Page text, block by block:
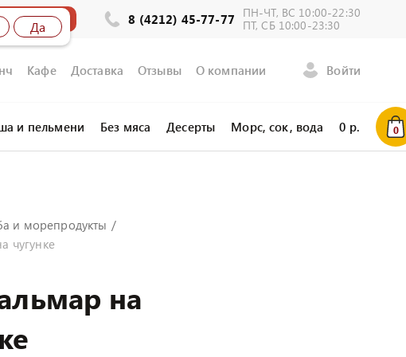
стола 8 (4212) 45-77-77
ПН-ЧТ, ВС 10:00-22:30
ПТ, СБ 10:00-23:30
Кафе Доставка Отзывы О компании Войти
и пельмени Без мяса Десерты Морс, сок, вода 0 р. 0
и морепродукты
чугунке
на
Да